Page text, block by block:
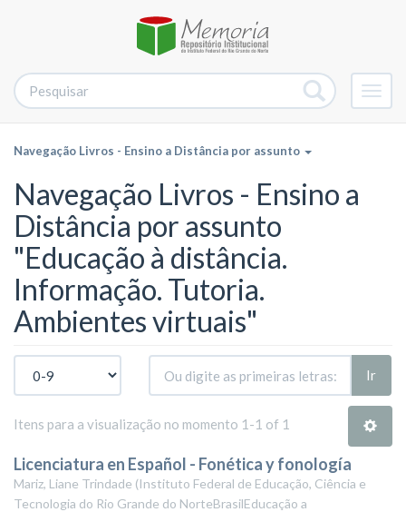
Navegação Livros - Ensino a Distância por assunto
Navegação Livros - Ensino a
Distância por assunto
"Educação à distância.
Informação. Tutoria.
Ambientes virtuais"
Ir
Itens para a visualização no momento 1-1 of 1
Licenciatura en Español - Fonética y fonología
Mariz, Liane Trindade (Instituto Federal de Educação, Ciência e
Tecnologia do Rio Grande do NorteBrasilEducação a